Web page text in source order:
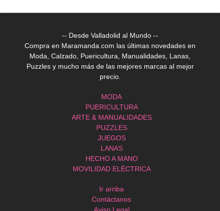
-- Desde Valladolid al Mundo --
Compra en Maramanda.com las últimas novedades en
Moda, Calzado, Puericultura, Manualidades, Lanas,
Puzzles y mucho más de las mejores marcas al mejor
precio.
MODA
PUERICULTURA
ARTE & MANUALIDADES
PUZZLES
JUEGOS
LANAS
HECHO A MANO
MOVILIDAD ELÉCTRICA
Ir arriba
Contáctanos